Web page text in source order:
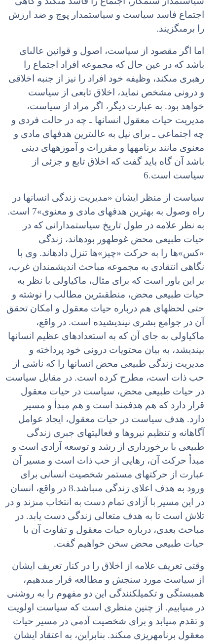
اجتماع فاسد سیاست و سیاست‏مدار پوچ و ضد ارزش
را برمى‏گزیند.
اما اگر مقصود از سیاست، اصول و قوانین عالى‏اى
باشد که در عین حال که مجموعه افراد اجتماع را
رهبرى مى‏کند، وظیفه خود افراد را نیز از جنبه اخلاقى
و درونى مشخص نماید، اخلاق تابعى از سیاست
خواهد بود. به عبارت دیگر، اگر مراد از سیاست،
مدیریت حیات معقول انسان‏ها ـ چه در حالت فردى و
چه اجتماعى ـ براى نیل به عالى‏ترین هدف‏هاى مادى و
معنوى مانند برنامه‏ها و مقررات و آموزه‏هاى دینى
باشد آن گاه باید گفت که اخلاق تابع و جزئى از
سیاست است.6
سیاست از منظر ایشان «مدیریت زندگى انسان‏ها در
راه وصول به بهترین هدف‏هاى مادى و معنوى»7 است.
به نظر علامه در طول تاریخ سیاست‏مدارانى که در
حیات طبیعى محض غوطه‏ور بوده‏اند، زندگى
«کس»ها را به حرکت «چیز»ها تنزل داده‏اند. وى با
نگاهى انتقادى به مجموعه مباحث اندیشمندان غرب،
بر این باور است که براى مثال، ماکیاولى با نظر به
حیات طبیعى محض، منطقى‏ترین مطالب را نوشته و
حتى لحظه‏اى هم درباره حیات معقول و امکان تحقق
آن در جوامع بشرى نیندیشیده است. در واقع،
ماکیاولى به جاى آن که به استعدادهاى عظیم انسان‏ها
بیندیشد، به بیان محتویات درونى خود پرداخته و
مدیریت زندگى طبیعى محض انسان‏ها را که ناشى از
حب ذات است، مطرح کرده است. در مقابل سیاست
در حیات طبیعى محض، سیاست در حیات معقول
قرار دارد که هم هدف‏مند است و هم مبدأ و مسیر
دارد. هدف سیاست در حیات معقول، ایجاد عوامل
آگاهانه و تنظیم نیروها و فعالیت‏هاى جبرى زندگى
طبیعى با برخوردارى از رشد و توسعه آزادى است و
مبدأ حرکت آن، رهایى از حب ذات است و مسیر آن
عبارت از حرکت‏هاى مستمر شخصیت انسانى براى
ورود به هدف اعلاى زندگى مى‏باشد.8 در واقع، انسان
در این مسیر با آزادى تمام دست به انتخاب مى‏زند و در
تلاش است تا به هدف متعالى زندگى دست یابد. در
مباحث بعدى، درباره حیات معقول و تفاوت آن با
حیات طبیعى محض سخن خواهیم گفت.
وقتى تعریف علامه از اخلاق را در کنار تعریف ایشان
از سیاست مورد سنجش و مطالعه قرار مى‏دهیم،
همبستگى و تکمیل‏کنندگى این دو مفهوم را به روشنى
در مى‏یابیم. از چنین منظرى است که سیاست اولویت
و تقدم مى‏یابد و براى شخصیت آدمى در مسیر حیات
معقول برنامه‏ریزى مى‏کند. بنابراین، به اعتقاد ایشان